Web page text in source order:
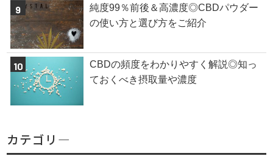
純度99％前後＆高濃度◎CBDパウダー
の使い方と選び方をご紹介
CBDの頻度をわかりやすく解説◎知っ
ておくべき摂取量や濃度
カテゴリ―